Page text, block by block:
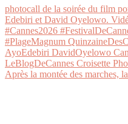
Après la montée des marches,